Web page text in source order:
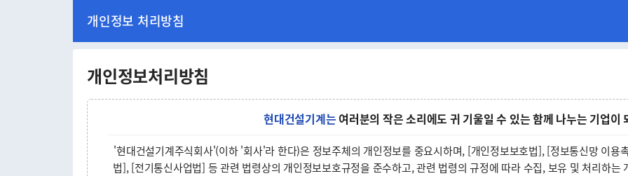
개인정보 처리방침
개인정보처리방침
현대건설기계는 여러분의 작은 소리에도 귀 기울일 수 있는 함께 나누는 기업이
'현대건설기계주식회사'(이하 '회사'라 한다)은 정보주체의 개인정보를 중요시하며, [개인정보보호법], [정보통신망 이용
법], [전기통신사업법] 등 관련 법령상의 개인정보보호규정을 준수하고, 관련 법령의 규정에 따라 수집, 보유 및 처리하는